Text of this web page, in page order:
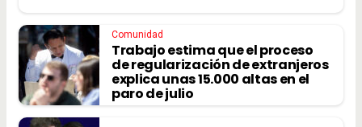
Comunidad
Trabajo estima que el proceso
de regularización de extranjeros
explica unas 15.000 altas en el
paro de julio